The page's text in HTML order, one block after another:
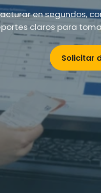
en segundos,
claros para
Solicitar